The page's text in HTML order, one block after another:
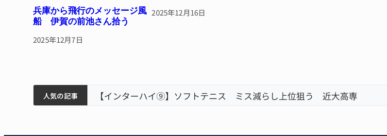
兵庫から飛行のメッセージ風
船 伊賀の前池さん拾う
2025年12月7日
2025年12月16日
人気の記事
ィアで清掃 伊賀
3回目の派遣
う 近大高専 リレーで東海中学総体へ 伊賀・名張